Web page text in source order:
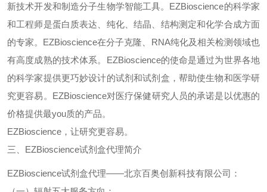
新技术开发和制造分子生物学智能工具。 EZBioscience的科学家
和工程师是蛋白质表达、纯化、结晶、结构测定和化学合成方面
的专家。 EZBioscience在分子克隆、 RNA纯化及相关检测领域也
有高度成熟的技术体系。 EZBioscience的使命是通过为世界各地
的科学家提供更巧妙设计的试剂和试剂盒，帮助使生物和医学研
究更容易。 EZBioscience对医疗保健研究人员的承诺是以优惠的
价格提供最you质的产品。
EZBioscience ，让研究更容易。
三、 EZBioscience试剂盒代理简介
EZBioscience试剂盒代理——北京百奥创新科技有限公司：